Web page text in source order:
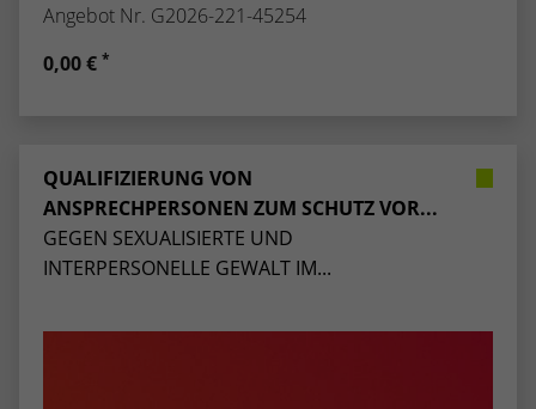
Angebot Nr. G2026-221-45254
0,00 € *
QUALIFIZIERUNG VON
ANSPRECHPERSONEN ZUM SCHUTZ VOR...
GEGEN SEXUALISIERTE UND
INTERPERSONELLE GEWALT IM...